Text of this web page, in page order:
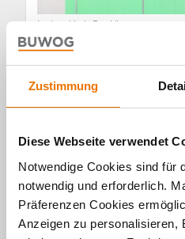
Zustimmung
Diese Webseite verwendet
Notwendige Cookies sind für
notwendig und erforderlich.
Präferenzen Cookies
Anzeigen zu personalisieren,
In der „High-Deck“